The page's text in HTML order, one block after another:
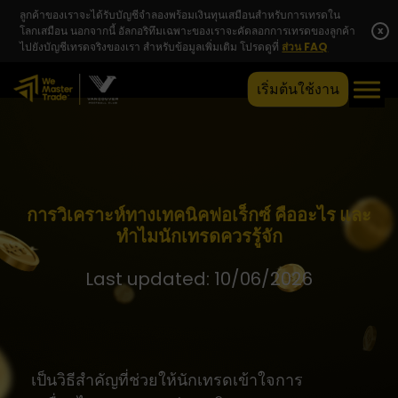
ลูกค้าของเราจะได้รับบัญชีจำลองพร้อมเงินทุนเสมือนสำหรับการเทรดใน
โลกเสมือน นอกจากนี้ อัลกอริทึมเฉพาะของเราจะคัดลอกการเทรดของลูกค้า
ไปยังบัญชีเทรดจริงของเรา สำหรับข้อมูลเพิ่มเติม โปรดดูที่ ส่วน FAQ
x
เริ่มต้นใช้งาน
การวิเคราะห์ทางเทคนิคฟอเร็กซ์ คืออะไร และ
ทำไมนักเทรดควรรู้จัก
Last updated: 10/06/2026
เป็นวิธีสำคัญที่ช่วยให้นักเทรดเข้าใจการ